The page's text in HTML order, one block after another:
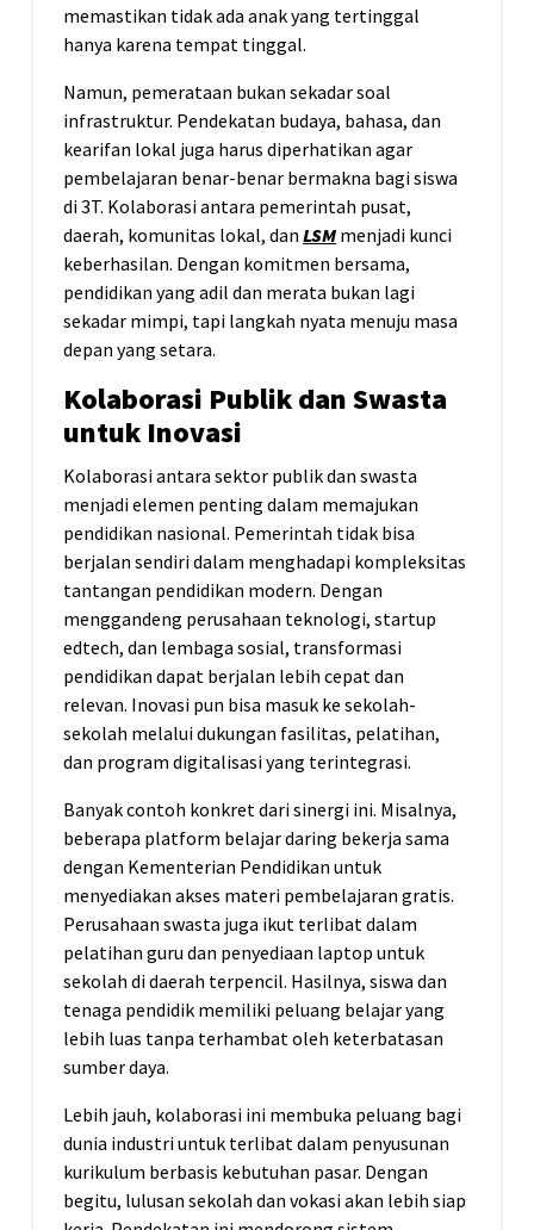
memastikan tidak ada anak yang tertinggal
hanya karena tempat tinggal.
Namun, pemerataan bukan sekadar soal
infrastruktur. Pendekatan budaya, bahasa, dan
kearifan lokal juga harus diperhatikan agar
pembelajaran benar-benar bermakna bagi siswa
di 3T. Kolaborasi antara pemerintah pusat,
daerah, komunitas lokal, dan LSM menjadi kunci
keberhasilan. Dengan komitmen bersama,
pendidikan yang adil dan merata bukan lagi
sekadar mimpi, tapi langkah nyata menuju masa
depan yang setara.
Kolaborasi Publik dan Swasta
untuk Inovasi
Kolaborasi antara sektor publik dan swasta
menjadi elemen penting dalam memajukan
pendidikan nasional. Pemerintah tidak bisa
berjalan sendiri dalam menghadapi kompleksitas
tantangan pendidikan modern. Dengan
menggandeng perusahaan teknologi, startup
edtech, dan lembaga sosial, transformasi
pendidikan dapat berjalan lebih cepat dan
relevan. Inovasi pun bisa masuk ke sekolah-
sekolah melalui dukungan fasilitas, pelatihan,
dan program digitalisasi yang terintegrasi.
Banyak contoh konkret dari sinergi ini. Misalnya,
beberapa platform belajar daring bekerja sama
dengan Kementerian Pendidikan untuk
menyediakan akses materi pembelajaran gratis.
Perusahaan swasta juga ikut terlibat dalam
pelatihan guru dan penyediaan laptop untuk
sekolah di daerah terpencil. Hasilnya, siswa dan
tenaga pendidik memiliki peluang belajar yang
lebih luas tanpa terhambat oleh keterbatasan
sumber daya.
Lebih jauh, kolaborasi ini membuka peluang bagi
dunia industri untuk terlibat dalam penyusunan
kurikulum berbasis kebutuhan pasar. Dengan
begitu, lulusan sekolah dan vokasi akan lebih siap